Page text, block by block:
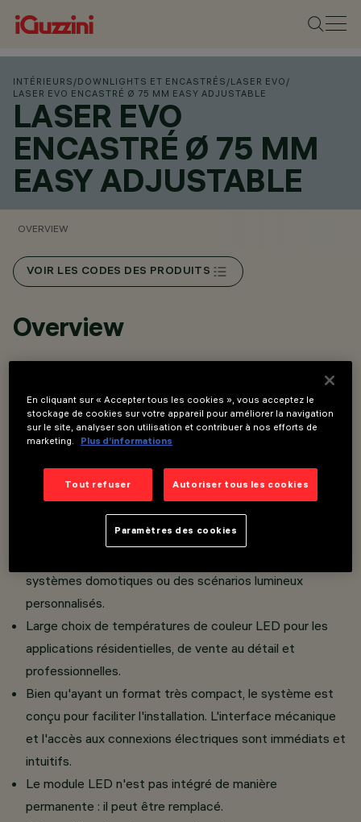
INTÉRIEURS /DOWNLIGHTS ET ENCASTRÉS /LASER EVO /
LASER EVO ENCASTRÉ Ø 75 MM EASY ADJUSTABLE
LASER EVO
ENCASTRÉ Ø 75 MM
EASY ADJUSTABLE
OVERVIEW
VOIR LES CODES DES PRODUITS
Overview
Version Easy Adjustable: Le produit est équipé d'un
snoot frontal qui facilite l'orientation du faisceau
lumineux lors de l'installation.
L'appareil peut être installé en version standard avec
cadre ou en version entièrement encastrée au plafond
grâce à un accessoire dédié.
Différents systèmes de gestion sont disponibles (ex.
on/off, gradation, protocoles avancés). Cela offre une
systèmes domotiques ou des scénarios lumineux
personnalisés.
Large choix de températures de couleur LED pour les
applications résidentielles, de vente au détail et
professionnelles.
Bien qu'ayant un format très compact, le système est
conçu pour faciliter l'installation. L'interface mécanique
et l'accès aux connexions électriques sont immédiats et
intuitifs.
Le module LED n'est pas intégré de manière
permanente : il peut être remplacé.
En cliquant sur « Accepter tous les cookies », vous acceptez le
stockage de cookies sur votre appareil pour améliorer la navigation
sur le site, analyser son utilisation et contribuer à nos efforts de
marketing.
Plus d’informations
Tout refuser Autoriser tous les cookies
Paramètres des cookies